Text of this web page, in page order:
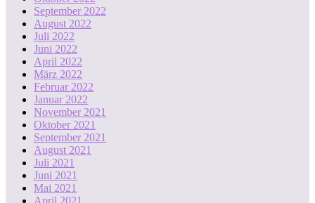
September 2022
August 2022
Juli 2022
Juni 2022
April 2022
März 2022
Februar 2022
Januar 2022
November 2021
Oktober 2021
September 2021
August 2021
Juli 2021
Juni 2021
Mai 2021